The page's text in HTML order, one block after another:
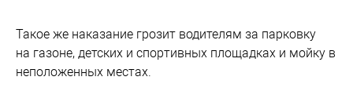
Такое же наказание грозит водителям за парковку
на газоне, детских и спортивных площадках и мойку в
неположенных местах.